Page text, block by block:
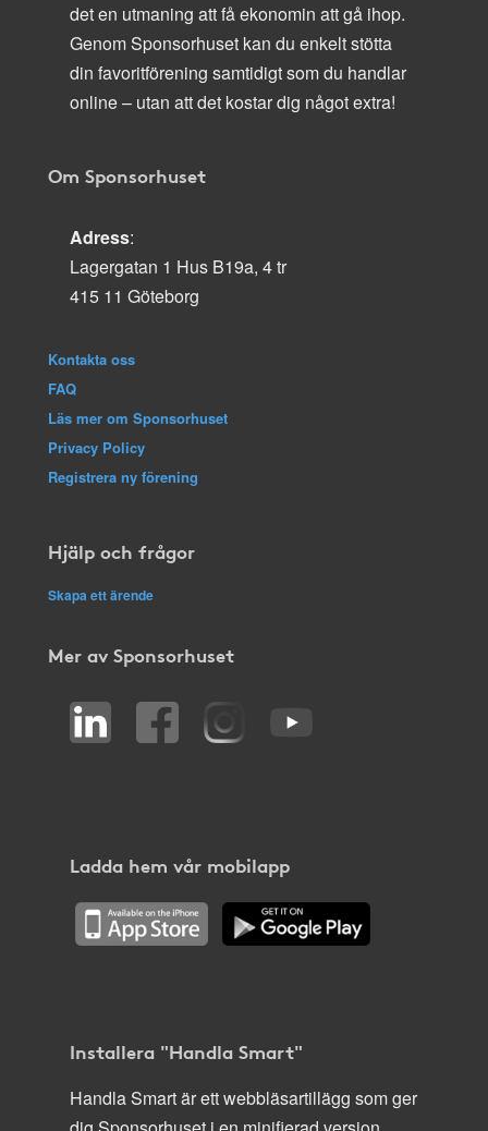
det en utmaning att få ekonomin att gå ihop.
Genom Sponsorhuset kan du enkelt stötta
din favoritförening samtidigt som du handlar
online – utan att det kostar dig något extra!
Om Sponsorhuset
Adress:
Lagergatan 1 Hus B19a, 4 tr
415 11 Göteborg
Kontakta oss
FAQ
Läs mer om Sponsorhuset
Privacy Policy
Registrera ny förening
Hjälp och frågor
Skapa ett ärende
Mer av Sponsorhuset
Ladda hem vår mobilapp
Installera "Handla Smart"
Handla Smart är ett webbläsartillägg som ger